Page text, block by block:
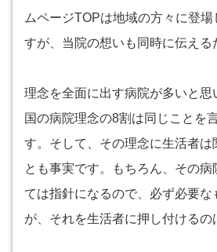
ムページTOPは地域の方々に登場
すが、当院の想いも同時に伝える
理念を全面に出す病院が多いと思
国の病院理念の8割は同じことを
す。そして、その理念に生活者は
とも事実です。もちろん、その病
ては指針になるので、必ず必要な
が、それを生活者に押し付けるの